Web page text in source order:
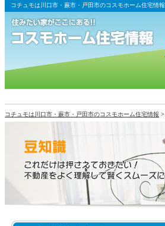
コチュモは川口市・蕨市・戸田市のコスモホーム住宅情報
コチュモは川口市・蕨市・戸田市のコスモホーム住宅情報 >